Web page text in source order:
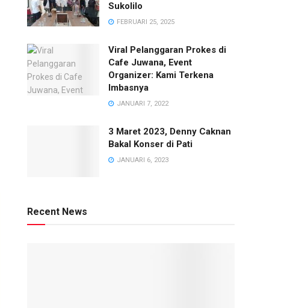
Sukolilo
FEBRUARI 25, 2025
Viral Pelanggaran Prokes di
Cafe Juwana, Event
Organizer: Kami Terkena
Imbasnya
JANUARI 7, 2022
3 Maret 2023, Denny Caknan
Bakal Konser di Pati
JANUARI 6, 2023
Recent News